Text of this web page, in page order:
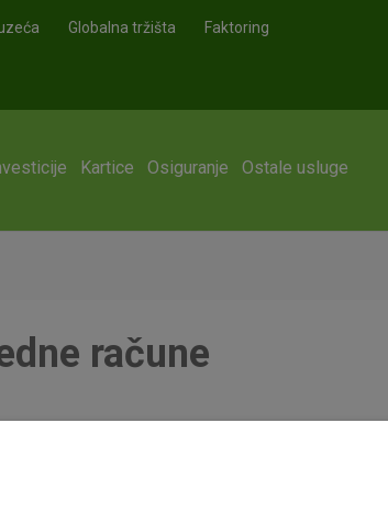
Globalna tržišta Faktoring
Kartice Osiguranje Ostale usluge
račune